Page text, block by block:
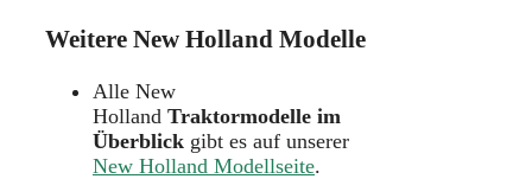
Weitere New Holland Modelle
Alle New
Holland Traktormodelle im
Überblick gibt es auf unserer
New Holland Modellseite.